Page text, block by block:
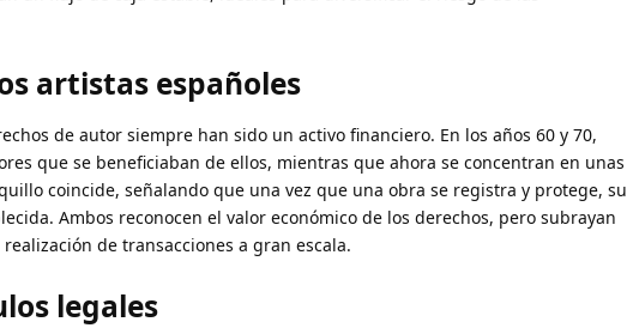
artistas españoles
de autor siempre han sido un activo financiero. En los años 60 y 70,
que se beneficiaban de ellos, mientras que ahora se concentran en unas
coincide, señalando que una vez que una obra se registra y protege, su
Ambos reconocen el valor económico de los derechos, pero subrayan
de transacciones a gran escala.
legales